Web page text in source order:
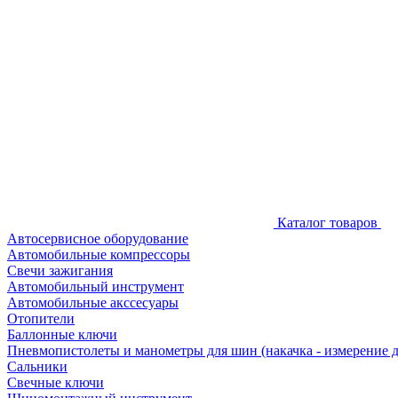
Каталог товаров
Автосервисное оборудование
Автомобильные компрессоры
Свечи зажигания
Автомобильный инструмент
Автомобильные акссесуары
Отопители
Баллонные ключи
Пневмопистолеты и манометры для шин (накачка - измерение
Сальники
Свечные ключи